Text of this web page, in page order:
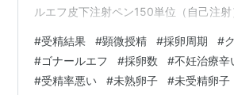
ルエフ皮下注射ペン150単位（自己注
Day11：プレセキュア点鼻薬 ・卵胞の
Day11：13mm, 15mm （左）Day11：
内膜 Day11：11.8mm ・採卵：予定数4
#受精結果 #顕微授精 #採卵周期 #
#ゴナールエフ #採卵数 #不妊治療辛
#受精率悪い #未熟卵子 #未受精卵子